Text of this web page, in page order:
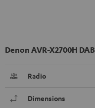
Denon AVR-X2700H DAB
Radio
Dimensions